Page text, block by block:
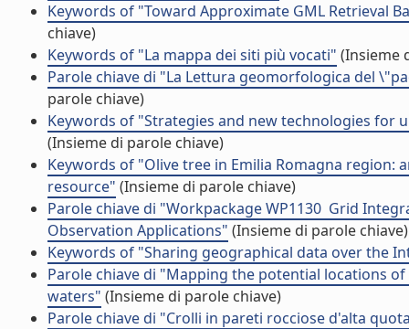
Keywords of "Toward Approximate GML Retrieval
chiave)
Keywords of "La mappa dei siti più vocati" (Insieme
Parole chiave di "La Lettura geomorfologica del
parole chiave)
Keywords of "Strategies and new technologies for
(Insieme di parole chiave)
Keywords of "Olive tree in Emilia Romagna
resource" (Insieme di parole chiave)
Parole chiave di "Workpackage WP1130  Grid
Observation Applications" (Insieme di parole chiave)
Keywords of "Sharing geographical data over the
Parole chiave di "Mapping the potential locations
waters" (Insieme di parole chiave)
Parole chiave di "Crolli in pareti rocciose d'alta